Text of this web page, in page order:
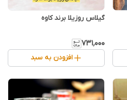
گیلاس روزیلا برند کاوه
۷۳۱٬۰۰۰
افزودن به سبد